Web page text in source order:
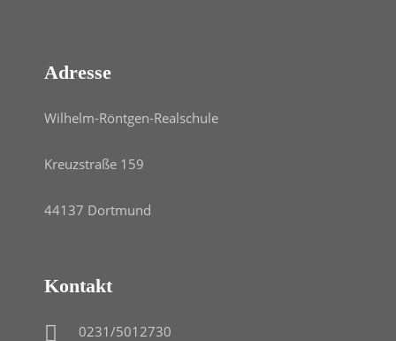
Adresse
Wilhelm-Röntgen-Realschule
Kreuzstraße 159
44137 Dortmund
Kontakt
0231/5012730